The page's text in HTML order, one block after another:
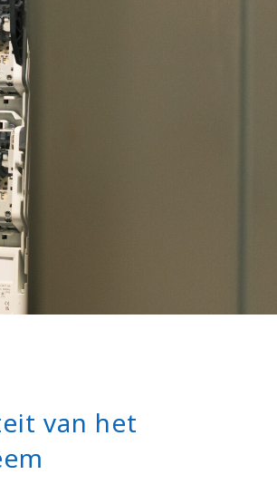
van het